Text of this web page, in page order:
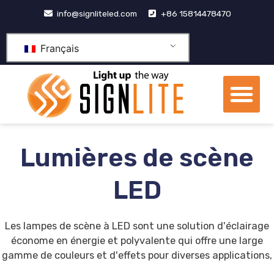
contenu
info@signliteled.com +86 15814478470
Français
Lumières de scène
LED
Les lampes de scène à LED sont une solution d'éclairage
économe en énergie et polyvalente qui offre une large
gamme de couleurs et d'effets pour diverses applications,